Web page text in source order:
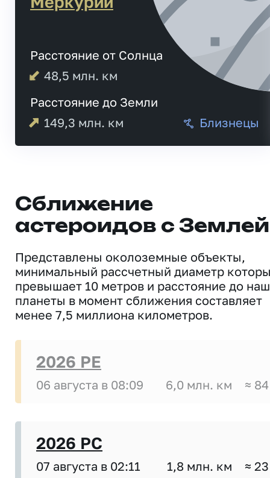
Расстояние от Солнца
48,5 млн. км
Расстояние до Земли
149,3 млн. км Близнецы
Сближение
астероидов с Землей
Представлены околоземные объекты,
минимальный рассчетный диаметр
превышает 10 метров и расстояние до
планеты в момент сближения составляет
менее 7,5 миллиона километров.
2026 PE
06 августа в 08:09 6,0 млн. км ≈
2026 PC
07 августа в 02:11 1,8 млн. км ≈